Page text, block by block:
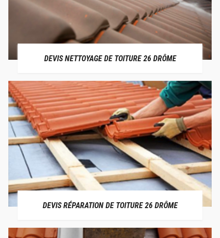
DEVIS NETTOYAGE DE TOITURE 26 DRÔME
DEVIS RÉPARATION DE TOITURE 26 DRÔME